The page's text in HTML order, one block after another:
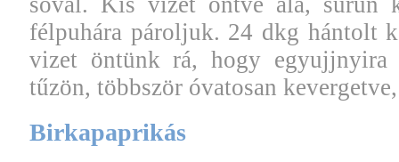
félpuhára pároljuk. 24 dkg hántolt
vizet öntünk rá, hogy egyujjnyira
tűzön, többször óvatosan
Birkapaprikás